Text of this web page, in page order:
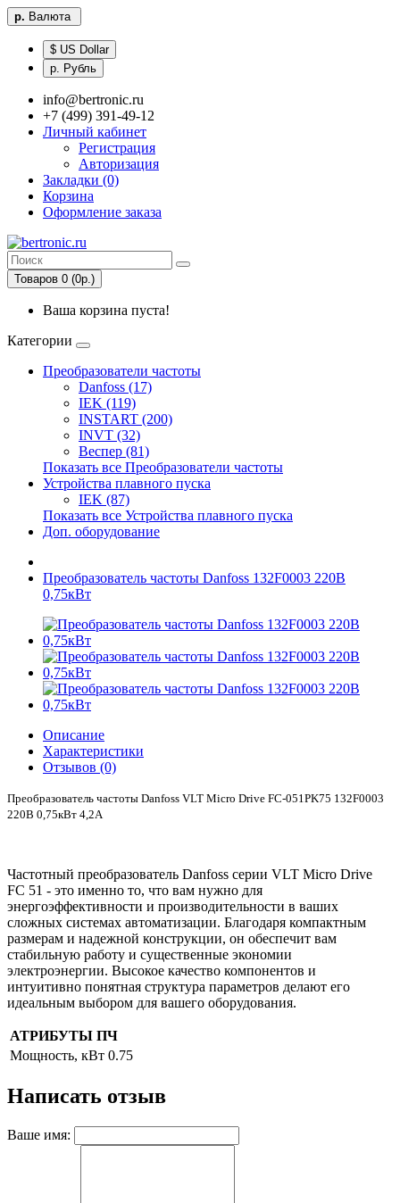
р. Валюта
$ US Dollar
р. Рубль
info@bertronic.ru
+7 (499) 391-49-12
Личный кабинет
Регистрация
Авторизация
Закладки (0)
Корзина
Оформление заказа
Товаров 0 (0р.)
Ваша корзина пуста!
Категории
Преобразователи частоты
Danfoss (17)
IEK (119)
INSTART (200)
INVT (32)
Веспер (81)
Показать все Преобразователи частоты
Устройства плавного пуска
IEK (87)
Показать все Устройства плавного пуска
Доп. оборудование
Преобразователь частоты Danfoss 132F0003 220В
0,75кВт
Описание
Характеристики
Отзывов (0)
Преобразователь частоты Danfoss VLT Micro Drive FC-051PK75 132F0003
220В 0,75кВт 4,2А
Частотный преобразователь Danfoss серии VLT Micro Drive
FC 51 - это именно то, что вам нужно для
энергоэффективности и производительности в ваших
сложных системах автоматизации. Благодаря компактным
размерам и надежной конструкции, он обеспечит вам
стабильную работу и существенные экономии
электроэнергии. Высокое качество компонентов и
интуитивно понятная структура параметров делают его
идеальным выбором для вашего оборудования.
АТРИБУТЫ ПЧ
Мощность, кВт 0.75
Написать отзыв
Ваше имя: